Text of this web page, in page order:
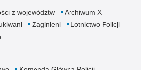
z województw
Archiwum X
Zaginieni
Lotnictwo Policji